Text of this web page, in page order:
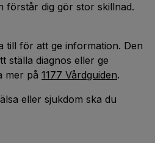
förstår dig gör stor skillnad.
till för att ge information. Den
ställa diagnos eller ge
mer på 1177 Vårdguiden.
eller sjukdom ska du